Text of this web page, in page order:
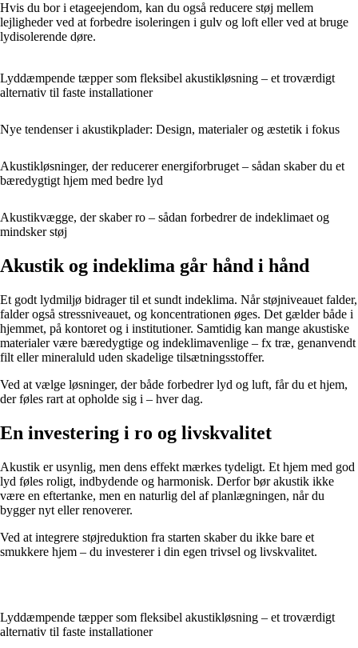
Hvis du bor i etageejendom, kan du også reducere støj mellem
lejligheder ved at forbedre isoleringen i gulv og loft eller ved at bruge
lydisolerende døre.
Lyddæmpende tæpper som fleksibel akustikløsning – et troværdigt
alternativ til faste installationer
Nye tendenser i akustikplader: Design, materialer og æstetik i fokus
Akustikløsninger, der reducerer energiforbruget – sådan skaber du et
bæredygtigt hjem med bedre lyd
Akustikvægge, der skaber ro – sådan forbedrer de indeklimaet og
mindsker støj
Akustik og indeklima går hånd i hånd
Et godt lydmiljø bidrager til et sundt indeklima. Når støjniveauet falder,
falder også stressniveauet, og koncentrationen øges. Det gælder både i
hjemmet, på kontoret og i institutioner. Samtidig kan mange akustiske
materialer være bæredygtige og indeklimavenlige – fx træ, genanvendt
filt eller mineraluld uden skadelige tilsætningsstoffer.
Ved at vælge løsninger, der både forbedrer lyd og luft, får du et hjem,
der føles rart at opholde sig i – hver dag.
En investering i ro og livskvalitet
Akustik er usynlig, men dens effekt mærkes tydeligt. Et hjem med god
lyd føles roligt, indbydende og harmonisk. Derfor bør akustik ikke
være en eftertanke, men en naturlig del af planlægningen, når du
bygger nyt eller renoverer.
Ved at integrere støjreduktion fra starten skaber du ikke bare et
smukkere hjem – du investerer i din egen trivsel og livskvalitet.
Lyddæmpende tæpper som fleksibel akustikløsning – et troværdigt
alternativ til faste installationer